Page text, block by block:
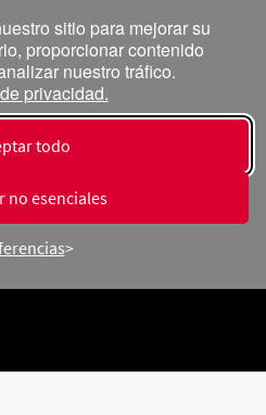
sitio para mejorar su
proporcionar contenido
nuestro tráfico.
privacidad.
todo
no esenciales